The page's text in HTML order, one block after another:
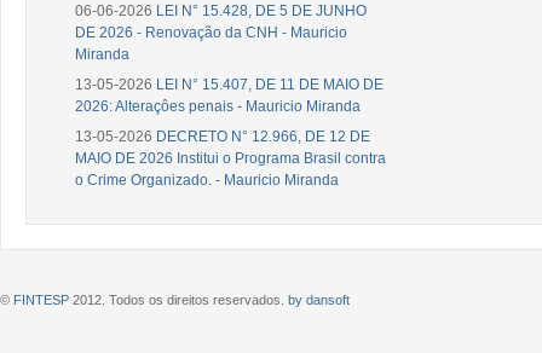
06-06-2026 LEI N° 15.428, DE 5 DE JUNHO
DE 2026 - Renovação da CNH - Mauricio
Miranda
13-05-2026 LEI N° 15.407, DE 11 DE MAIO DE
2026: Alteraçôes penais - Mauricio Miranda
13-05-2026 DECRETO N° 12.966, DE 12 DE
MAIO DE 2026 Institui o Programa Brasil contra
o Crime Organizado. - Mauricio Miranda
© FINTESP 2012. Todos os direitos reservados. by dansoft